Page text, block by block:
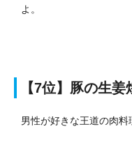
よ。
【7位】豚の生姜
男性が好きな王道の肉料